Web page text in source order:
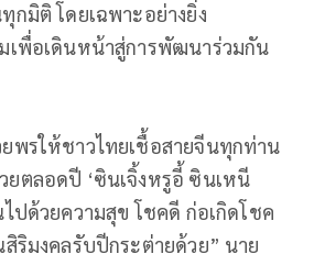
กมิติ โดยเฉพาะอย่างยิ่ง
เพื่อเดินหน้าสู่การพัฒนาร่วมกัน
พรให้ชาวไทยเชื้อสายจีนทุกท่าน
ยตลอดปี ‘ซินเจิ้งหรูอี้ ซินเหนี
ปด้วยความสุข โชคดี ก่อเกิดโชค
ริมงคลรับปีกระต่ายด้วย” นาย